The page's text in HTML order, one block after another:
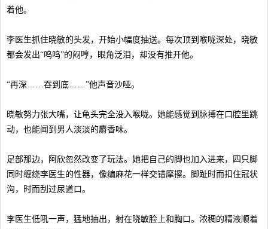
着他。
李医生抓住晓敏的头发，开始小幅度抽送。每次顶到喉咙深处，晓敏
都会发出“呜呜”的闷哼，眼角泛泪，却没有推开他。
“再深……吞到底……”他声音沙哑。
晓敏努力张大嘴，让龟头完全没入喉咙。她能感觉到脉搏在口腔里跳
动，也能闻到男人淡淡的麝香味。
足部那边，阿欣忽然改变了玩法。她把自己的脚也加入进来，四只脚
同时缠绕李医生的性器，像编麻花一样交错摩擦。脚趾时而扣住冠状
沟，时而刮过尿道口。
李医生低吼一声，猛地抽出，射在晓敏脸上和胸口。浓稠的精液顺着